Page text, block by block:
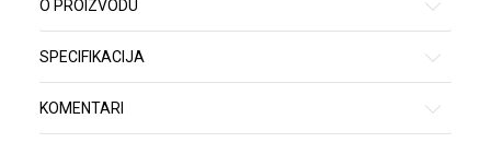
O PROIZVODU
SPECIFIKACIJA
KOMENTARI